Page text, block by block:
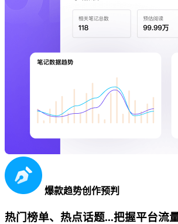
爆款趋势创作预判
热门榜单、热点话题...把握平台流